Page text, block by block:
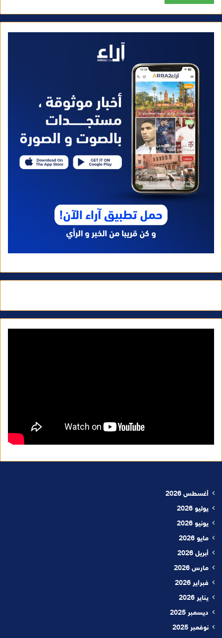
أغسطس 2026
يوليو 2026
يونيو 2026
مايو 2026
أبريل 2026
مارس 2026
فبراير 2026
يناير 2026
ديسمبر 2025
نوفمبر 2025